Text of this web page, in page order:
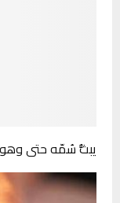
يبثُّ سُمّه حتى وهو